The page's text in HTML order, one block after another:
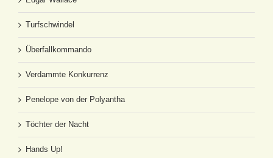
Turfschwindel
Überfallkommando
Verdammte Konkurrenz
Penelope von der Polyantha
Töchter der Nacht
Hands Up!